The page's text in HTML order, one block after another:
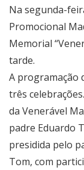
Na segunda-
Promocional
Memorial
tarde.
A programação
três
da Venerável
padre Eduardo
presidida pelo
Tom, com